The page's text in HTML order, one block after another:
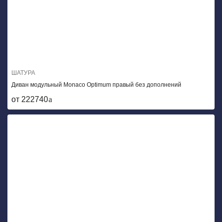
ШАТУРА
Диван модульный Monaco Optimum правый без дополнений
от 222740